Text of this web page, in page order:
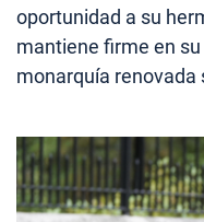
oportunidad a su
mantiene firme en
monarquía renovada